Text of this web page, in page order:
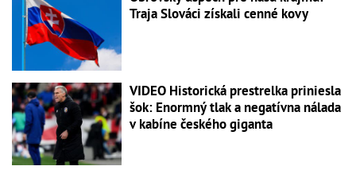
Traja Slováci získali cenné kovy
VIDEO Historická prestrelka priniesla
šok: Enormný tlak a negatívna nálada
v kabíne českého giganta